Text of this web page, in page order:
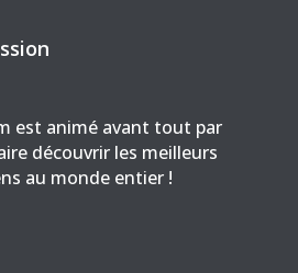
est animé avant tout par
découvrir les meilleurs
au monde entier !